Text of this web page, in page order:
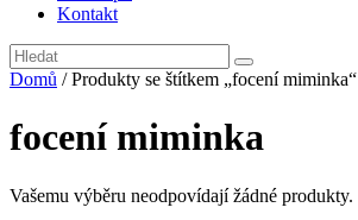
Kontakt
Domů / Produkty se štítkem „focení miminka“
focení miminka
Vašemu výběru neodpovídají žádné produkty.